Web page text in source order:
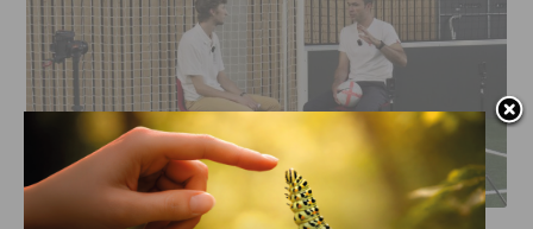
DFCO : RENCONTRE AVEC PIERRE-HENRI DEBALLON,
L’ARTISAN DE LA MONTÉE EN LIGUE 2
INFOS,SPORT